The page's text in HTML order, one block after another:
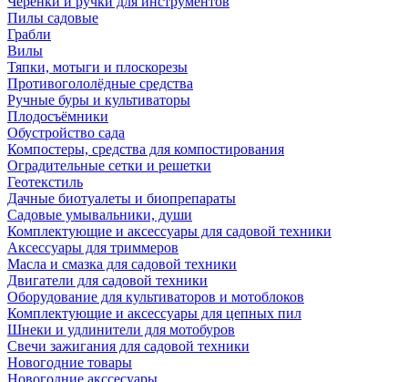
Пилы садовые
Грабли
Вилы
Тяпки, мотыги и плоскорезы
Противогололёдные средства
Ручные буры и культиваторы
Плодосъёмники
Обустройство сада
Компостеры, средства для компостирования
Оградительные сетки и решетки
Геотекстиль
Дачные биотуалеты и биопрепараты
Садовые умывальники, души
Комплектующие и аксессуары для садовой техники
Аксессуары для триммеров
Масла и смазка для садовой техники
Двигатели для садовой техники
Оборудование для культиваторов и мотоблоков
Комплектующие и аксессуары для цепных пил
Шнеки и удлинители для мотобуров
Свечи зажигания для садовой техники
Новогодние товары
Новогодние акссесуары